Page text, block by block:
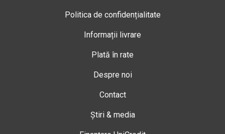
Politica de confidențialitate
Informații livrare
Plată în rate
Despre noi
Contact
Știri & media